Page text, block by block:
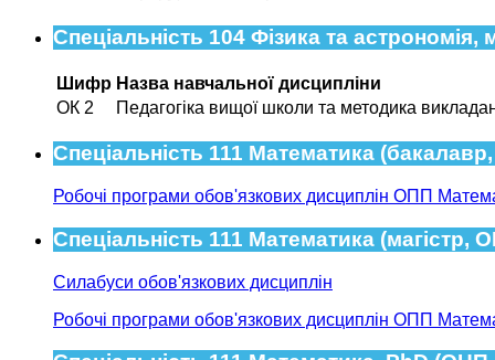
Спеціальність 104 Фізика та
Шифр Назва навчальної дисципліни
ОК 2
Педагогіка вищої школи та методика
Спеціальність 111 Математика
Робочі програми обов'язкових дисциплін ОПП
Спеціальність 111 Математика (магістр,
Силабуси обов'язкових дисциплін
Робочі програми обов'язкових дисциплін ОПП